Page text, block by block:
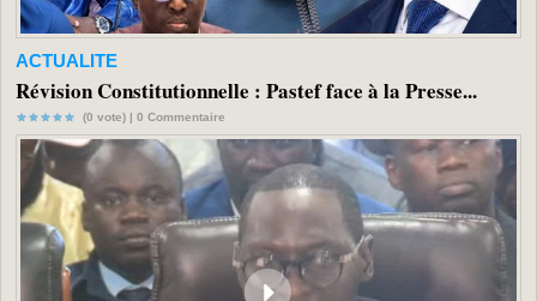
ACTUALITE
Révision Constitutionnelle : Pastef face à la Presse...
(0 vote) | 0 Commentaire